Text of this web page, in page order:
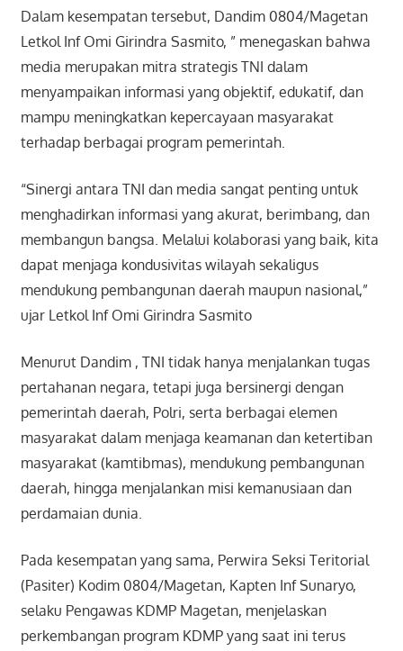
Dalam kesempatan tersebut, Dandim 0804/Magetan
Letkol Inf Omi Girindra Sasmito, ” menegaskan bahwa
media merupakan mitra strategis TNI dalam
menyampaikan informasi yang objektif, edukatif, dan
mampu meningkatkan kepercayaan masyarakat
terhadap berbagai program pemerintah.
“Sinergi antara TNI dan media sangat penting untuk
menghadirkan informasi yang akurat, berimbang, dan
membangun bangsa. Melalui kolaborasi yang baik, kita
dapat menjaga kondusivitas wilayah sekaligus
mendukung pembangunan daerah maupun nasional,”
ujar Letkol Inf Omi Girindra Sasmito
Menurut Dandim , TNI tidak hanya menjalankan tugas
pertahanan negara, tetapi juga bersinergi dengan
pemerintah daerah, Polri, serta berbagai elemen
masyarakat dalam menjaga keamanan dan ketertiban
masyarakat (kamtibmas), mendukung pembangunan
daerah, hingga menjalankan misi kemanusiaan dan
perdamaian dunia.
Pada kesempatan yang sama, Perwira Seksi Teritorial
(Pasiter) Kodim 0804/Magetan, Kapten Inf Sunaryo,
selaku Pengawas KDMP Magetan, menjelaskan
perkembangan program KDMP yang saat ini terus